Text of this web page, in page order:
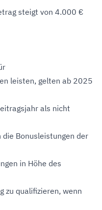
steigt von 4.000 €
leisten, gelten ab 2025
als nicht
Bonusleistungen der
in Höhe des
zu qualifizieren, wenn